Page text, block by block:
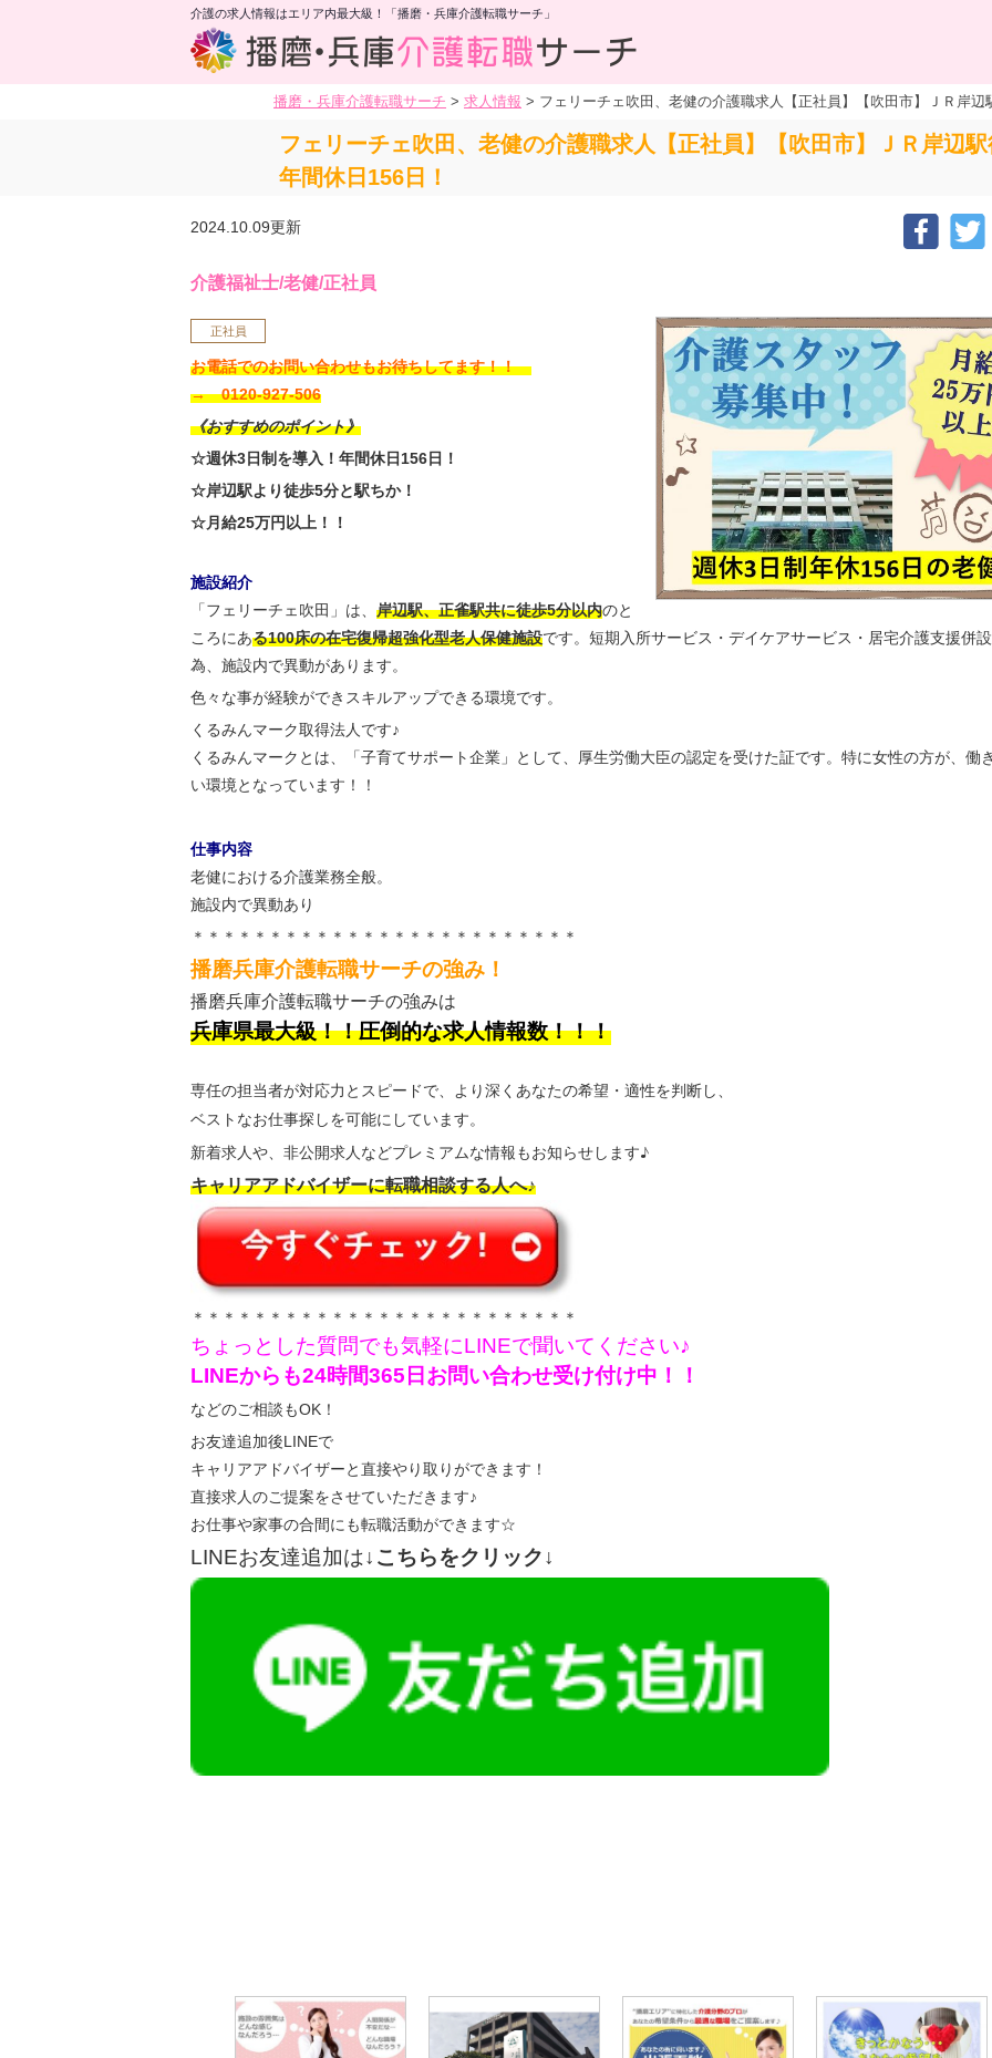
介護の求人情報はエリア内最大級！「播磨・兵庫介護転職サーチ」
播磨・兵庫介護転職サーチ > 求人情報 > フェリーチェ吹田、老健の介護職求人【正社員】【吹田市】ＪＲ岸
フェリーチェ吹田、老健の介護職求人【正社員】【吹田市】ＪＲ岸辺
年間休日156日！
2024.10.09更新
介護福祉士/老健/正社員
正社員
お電話でのお問い合わせもお待ちしてます！！
→ 0120-927-506
《おすすめのポイント》
☆週休3日制を導入！年間休日156日！
☆岸辺駅より徒歩5分と駅ちか！
☆月給25万円以上！！
施設紹介
「フェリーチェ吹田」は、 岸辺駅、正雀駅共に徒歩5分以内のと
ころにある100床の在宅復帰超強化型老人保健施設です。短期入所サービス・デイケアサービス・居宅介護支援併
為、施設内で異動があります。
色々な事が経験ができスキルアップできる環境です。
くるみんマーク取得法人です♪
くるみんマークとは、「子育てサポート企業」として、厚生労働大臣の認定を受けた証です。特に女性の方が、働
い環境となっています！！
仕事内容
老健における介護業務全般。
施設内で異動あり
＊＊＊＊＊＊＊＊＊＊＊＊＊＊＊＊＊＊＊＊＊＊＊＊＊
播磨兵庫介護転職サーチの強み！
播磨兵庫介護転職サーチの強みは
兵庫県最大級！！圧倒的な求人情報数！！！
専任の担当者が対応力とスピードで、より深くあなたの希望・適性を判断し、
ベストなお仕事探しを可能にしています。
新着求人や、非公開求人などプレミアムな情報もお知らせします♪
キャリアアドバイザーに転職相談する人へ♪
＊＊＊＊＊＊＊＊＊＊＊＊＊＊＊＊＊＊＊＊＊＊＊＊＊
ちょっとした質問でも気軽にLINEで聞いてください♪
LINEからも24時間365日お問い合わせ受け付け中！！
などのご相談もOK！
お友達追加後LINEで
キャリアアドバイザーと直接やり取りができます！
直接求人のご提案をさせていただきます♪
お仕事や家事の合間にも転職活動ができます☆
LINEお友達追加は↓こちらをクリック↓